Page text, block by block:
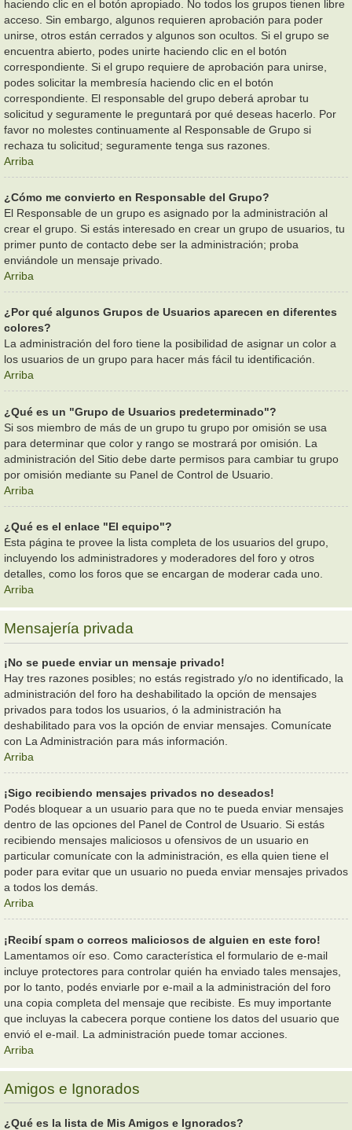
haciendo clic en el botón apropiado. No todos los grupos tienen libre
acceso. Sin embargo, algunos requieren aprobación para poder
unirse, otros están cerrados y algunos son ocultos. Si el grupo se
encuentra abierto, podes unirte haciendo clic en el botón
correspondiente. Si el grupo requiere de aprobación para unirse,
podes solicitar la membresía haciendo clic en el botón
correspondiente. El responsable del grupo deberá aprobar tu
solicitud y seguramente le preguntará por qué deseas hacerlo. Por
favor no molestes continuamente al Responsable de Grupo si
rechaza tu solicitud; seguramente tenga sus razones.
Arriba
¿Cómo me convierto en Responsable del Grupo?
El Responsable de un grupo es asignado por la administración al
crear el grupo. Si estás interesado en crear un grupo de usuarios, tu
primer punto de contacto debe ser la administración; proba
enviándole un mensaje privado.
Arriba
¿Por qué algunos Grupos de Usuarios aparecen en diferentes
colores?
La administración del foro tiene la posibilidad de asignar un color a
los usuarios de un grupo para hacer más fácil tu identificación.
Arriba
¿Qué es un "Grupo de Usuarios predeterminado"?
Si sos miembro de más de un grupo tu grupo por omisión se usa
para determinar que color y rango se mostrará por omisión. La
administración del Sitio debe darte permisos para cambiar tu grupo
por omisión mediante su Panel de Control de Usuario.
Arriba
¿Qué es el enlace "El equipo"?
Esta página te provee la lista completa de los usuarios del grupo,
incluyendo los administradores y moderadores del foro y otros
detalles, como los foros que se encargan de moderar cada uno.
Arriba
Mensajería privada
¡No se puede enviar un mensaje privado!
Hay tres razones posibles; no estás registrado y/o no identificado, la
administración del foro ha deshabilitado la opción de mensajes
privados para todos los usuarios, ó la administración ha
deshabilitado para vos la opción de enviar mensajes. Comunícate
con La Administración para más información.
Arriba
¡Sigo recibiendo mensajes privados no deseados!
Podés bloquear a un usuario para que no te pueda enviar mensajes
dentro de las opciones del Panel de Control de Usuario. Si estás
recibiendo mensajes maliciosos u ofensivos de un usuario en
particular comunícate con la administración, es ella quien tiene el
poder para evitar que un usuario no pueda enviar mensajes privados
a todos los demás.
Arriba
¡Recibí spam o correos maliciosos de alguien en este foro!
Lamentamos oír eso. Como característica el formulario de e-mail
incluye protectores para controlar quién ha enviado tales mensajes,
por lo tanto, podés enviarle por e-mail a la administración del foro
una copia completa del mensaje que recibiste. Es muy importante
que incluyas la cabecera porque contiene los datos del usuario que
envió el e-mail. La administración puede tomar acciones.
Arriba
Amigos e Ignorados
¿Qué es la lista de Mis Amigos e Ignorados?